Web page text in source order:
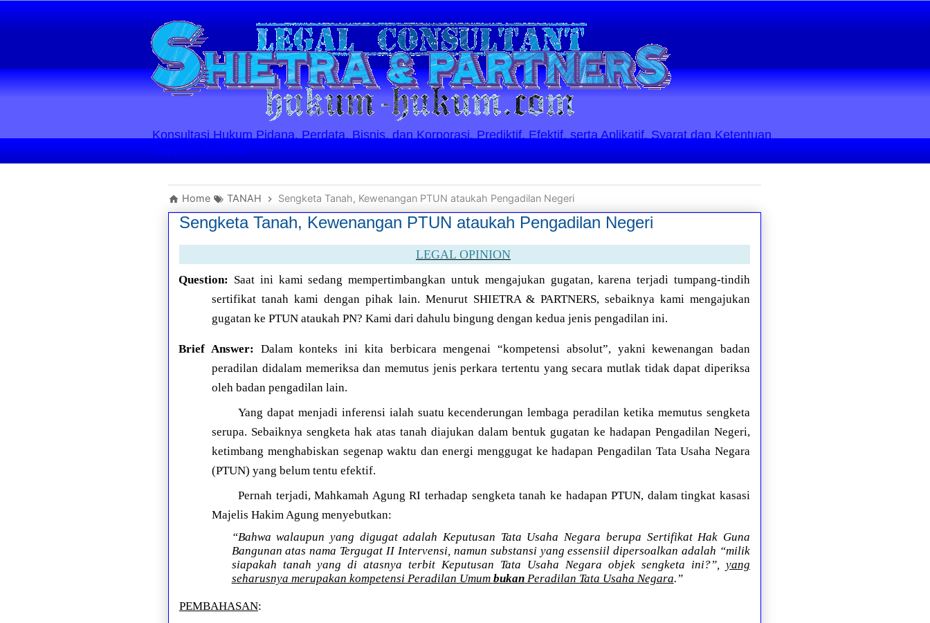
Konsultasi Hukum Pidana, Perdata, Bisnis, dan Korporasi. Prediktif, Efektif, serta Aplikatif. Syarat dan Ketentuan
Layanan Berlaku
Home TANAH Sengketa Tanah, Kewenangan PTUN ataukah Pengadilan Negeri
Sengketa Tanah, Kewenangan PTUN ataukah Pengadilan Negeri
LEGAL OPINION
Question: Saat ini kami sedang mempertimbangkan untuk mengajukan gugatan, karena terjadi tumpang-tindih
sertifikat tanah kami dengan pihak lain. Menurut SHIETRA & PARTNERS, sebaiknya kami mengajukan
gugatan ke PTUN ataukah PN? Kami dari dahulu bingung dengan kedua jenis pengadilan ini.
Brief Answer: Dalam konteks ini kita berbicara mengenai “kompetensi absolut”, yakni kewenangan badan
peradilan didalam memeriksa dan memutus jenis perkara tertentu yang secara mutlak tidak dapat diperiksa
oleh badan pengadilan lain.
Yang dapat menjadi inferensi ialah suatu kecenderungan lembaga peradilan ketika memutus sengketa
serupa. Sebaiknya sengketa hak atas tanah diajukan dalam bentuk gugatan ke hadapan Pengadilan Negeri,
ketimbang menghabiskan segenap waktu dan energi menggugat ke hadapan Pengadilan Tata Usaha Negara
(PTUN) yang belum tentu efektif.
Pernah terjadi, Mahkamah Agung RI terhadap sengketa tanah ke hadapan PTUN, dalam tingkat kasasi
Majelis Hakim Agung menyebutkan:
“Bahwa walaupun yang digugat adalah Keputusan Tata Usaha Negara berupa Sertifikat Hak Guna
Bangunan atas nama Tergugat II Intervensi, namun substansi yang essensiil dipersoalkan adalah “milik
siapakah tanah yang di atasnya terbit Keputusan Tata Usaha Negara objek sengketa ini?”, yang
seharusnya merupakan kompetensi Peradilan Umum bukanPeradilan Tata Usaha Negara.”
PEMBAHASAN: